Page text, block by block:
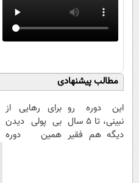
مطالب پیشنهادی
این دوره رو
نبینی، تا 5 سال
دیگه هم فقیر
برای رهایی از
بی پولی دیدن
همین دوره